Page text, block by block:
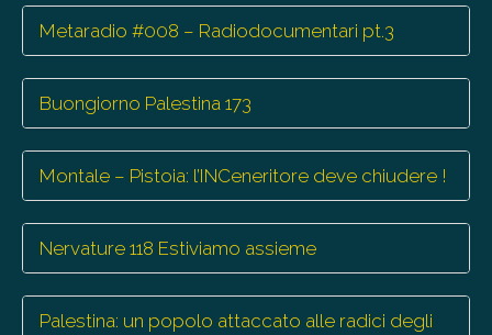
Metaradio #008 – Radiodocumentari pt.3
Buongiorno Palestina 173
Montale – Pistoia: l’INCeneritore deve chiudere !
Nervature 118 Estiviamo assieme
Palestina: un popolo attaccato alle radici degli